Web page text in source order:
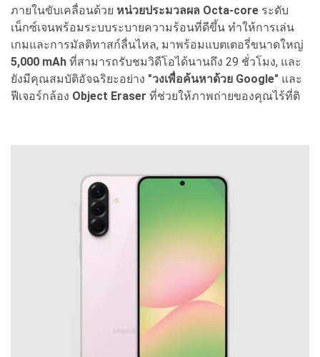
ภายในขับเคลื่อนด้วย หน่วยประมวลผล Octa-core ระดับ
เน็กซ์เจนพร้อมระบบระบายความร้อนที่ดีขึ้น ทำให้การเล่น
เกมและการมัลติทาสก์ลื่นไหล, มาพร้อมแบตเตอรี่ขนาดใหญ่
5,000 mAh ที่สามารถรับชมวิดีโอได้นานถึง 29 ชั่วโมง, และ
ยังมีคุณสมบัติอัจฉริยะอย่าง "วงเพื่อค้นหาด้วย Google" และ
ฟีเจอร์กล้อง Object Eraser ที่ช่วยให้ภาพถ่ายของคุณไร้ที่ติ